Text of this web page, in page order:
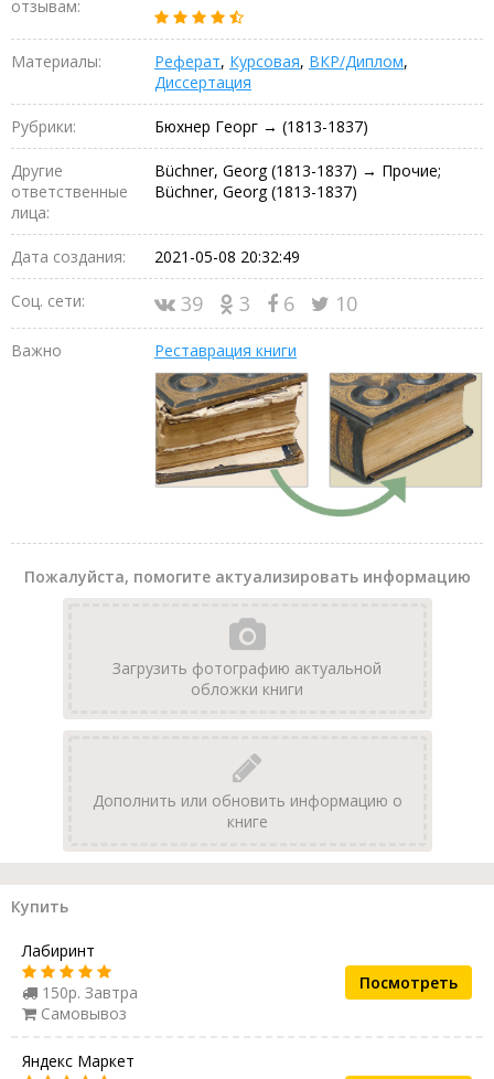
отзывам:
Материалы: Реферат, Курсовая, ВКР/Диплом,
Диссертация
Рубрики: Бюхнер Георг → (1813-1837)
Другие
ответственные
лица:
Büchner, Georg (1813-1837) → Прочие;
Büchner, Georg (1813-1837)
Дата создания: 2021-05-08 20:32:49
Соц. сети: 39 3 6 10
Важно Реставрация книги
Пожалуйста, помогите актуализировать информацию
Загрузить фотографию актуальной
обложки книги
Дополнить или обновить информацию о
книге
Купить
Лабиринт
150р. Завтра
Самовывоз
Посмотреть
Яндекс Маркет